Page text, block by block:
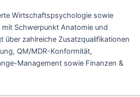
Wirtschaftspsychologie sowie
Schwerpunkt Anatomie und
über zahlreiche Zusatzqualifikationen
QM/MDR-Konformität,
Management sowie Finanzen &